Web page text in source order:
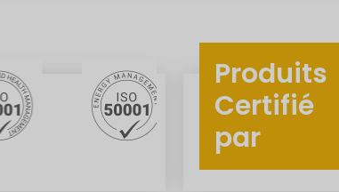
Produits
Certifié
par